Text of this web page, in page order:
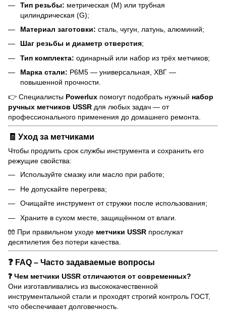
Тип резьбы: метрическая (М) или трубная
цилиндрическая (G);
Материал заготовки: сталь, чугун, латунь, алюминий;
Шаг резьбы и диаметр отверстия;
Тип комплекта: одинарный или набор из трёх метчиков;
Марка стали: Р6М5 — универсальная, ХВГ —
повышенной прочности.
👉 Специалисты Powerlux помогут подобрать нужный набор
ручных метчиков USSR для любых задач — от
профессионального применения до домашнего ремонта.
🧾 Уход за метчиками
Чтобы продлить срок службы инструмента и сохранить его
режущие свойства:
Используйте смазку или масло при работе;
Не допускайте перегрева;
Очищайте инструмент от стружки после использования;
Храните в сухом месте, защищённом от влаги.
🧤 При правильном уходе метчики USSR прослужат
десятилетия без потери качества.
❓ FAQ – Часто задаваемые вопросы
❓ Чем метчики USSR отличаются от современных?
Они изготавливались из высококачественной
инструментальной стали и проходят строгий контроль ГОСТ,
что обеспечивает долговечность.